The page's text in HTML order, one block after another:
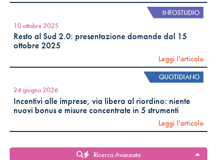
INFOSTUDIO
10 ottobre 2025
Resto al Sud 2.0: presentazione domande dal 15
ottobre 2025
Leggi l'articolo
QUOTIDIANO
24 giugno 2026
Incentivi alle imprese, via libera al riordino: niente
nuovi bonus e misure concentrate in 5 strumenti
Leggi l'articolo
Ricerca Avanzata